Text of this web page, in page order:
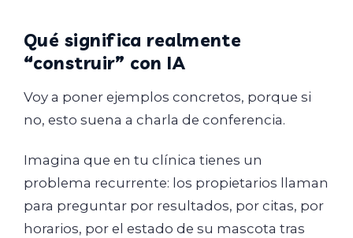
Qué significa realmente
“construir” con IA
Voy a poner ejemplos concretos, porque si
no, esto suena a charla de conferencia.
Imagina que en tu clínica tienes un
problema recurrente: los propietarios llaman
para preguntar por resultados, por citas, por
horarios, por el estado de su mascota tras